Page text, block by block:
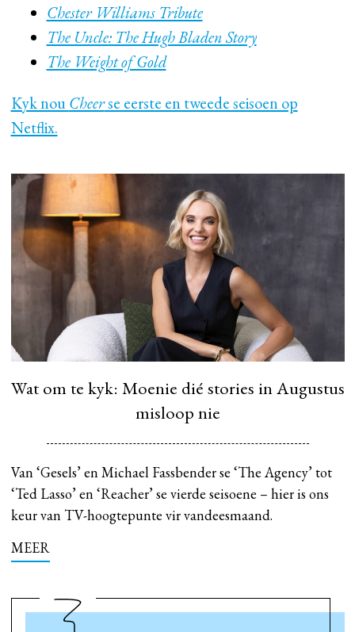
Chester Williams Tribute
The Uncle: The Hugh Bladen Story
The Weight of Gold
Kyk nouCheerse eerste en tweede seisoen op
Netflix.
Wat om te kyk: Moenie dié stories in Augustus
misloop nie
Van ‘Gesels’ en Michael Fassbender se ‘The Agency’ tot
‘Ted Lasso’ en ‘Reacher’ se vierde seisoene – hier is ons
keur van TV-hoogtepunte vir vandeesmaand.
MEER